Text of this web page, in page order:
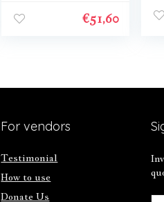
€51,60
For vendors
Testimonial
How to use
Donate Us